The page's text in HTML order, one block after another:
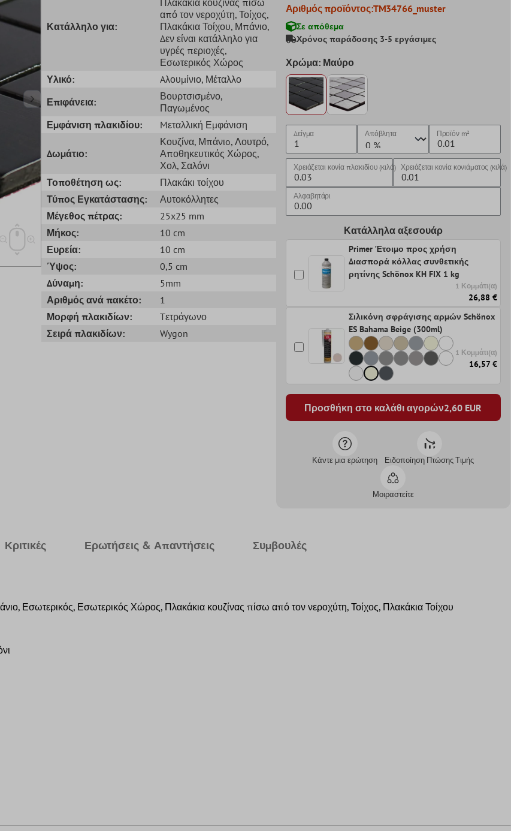
Κατάλληλο για:
από τον νεροχύτη, Τοίχος,
Πλακάκια Τοίχου, Μπάνιο,
Δεν είναι κατάλληλο για
υγρές περιοχές,
Εσωτερικός Χώρος
Υλικό:
Aλουμίνιο, Μέταλλο
Επιφάνεια:
Βουρτσισμένο,
Παγωμένος
Εμφάνιση πλακιδίου:
Mεταλλική Εμφάνιση
Δωμάτιο:
Κουζίνα, Μπάνιo, Λουτρό,
Αποθηκευτικός Χώρος,
Χολ, Σαλόνι
Τοποθέτηση ως:
Πλακάκι τοίχου
Τύπος Εγκατάστασης:
Αυτοκόλλητες
Μέγεθος πέτρας:
25x25 mm
Μήκος:
10 cm
Ευρεία:
10 cm
Ύψος:
0,5 cm
Δύναμη:
5mm
Αριθμός ανά πακέτο:
1
Μορφή πλακιδίων:
Tετράγωνο
Σειρά πλακιδίων:
Wygon
Αριθμός προϊόντος:TM34766_muster
Σε απόθεμα
Χρόνος παράδοσης 3-5 εργάσιμες
Χρώμα: Μαύρο
Δείγμα Απόβλητα Προϊόνm²
Χρειάζεται κονία πλακιδίου (κιλά) Χρειάζεται κονία κονιάματος (κιλά)
Αλφαβητάρι
Κατάλληλα αξεσουάρ
Primer Έτοιμο προς χρήση
Διασπορά κόλλας συνθετικής
ρητίνης Schönox KH FIX 1 kg
1 Κομμάτι(α)
26,88 €
Σιλικόνη σφράγισης αρμών Schönox
ES Bahama Beige (300ml)
1 Κομμάτι(α)
16,57 €
Προσθήκη στο καλάθι αγορών2,60 EUR
Κάντε μια ερώτηση Ειδοποίηση Πτώσης Τιμής
Μοιραστείτε
Κριτικές Ερωτήσεις & Απαντήσεις Συμβουλές
Εσωτερικός, Εσωτερικός Χώρος, Πλακάκια κουζίνας πίσω από τον νεροχύτη, Τοίχος, Πλακάκια Τοίχου